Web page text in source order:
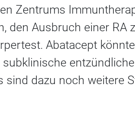
Zentrums
den Ausbruch einer RA
Abatacept
sind dazu noch weitere